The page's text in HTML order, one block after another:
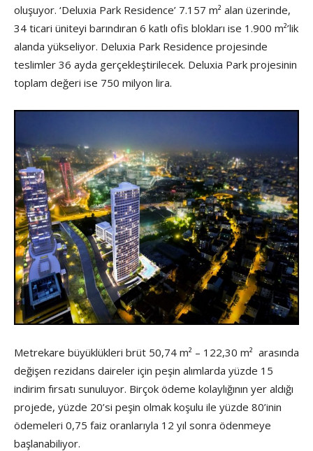
oluşuyor. ‘Deluxia Park Residence’ 7.157 m² alan üzerinde,
34 ticari üniteyi barındıran 6 katlı ofis blokları ise 1.900 m²’lik
alanda yükseliyor. Deluxia Park Residence projesinde
teslimler 36 ayda gerçekleştirilecek. Deluxia Park projesinin
toplam değeri ise 750 milyon lira.
Metrekare büyüklükleri brüt 50,74 m² – 122,30 m² arasında
değişen rezidans daireler için peşin alımlarda yüzde 15
indirim fırsatı sunuluyor. Birçok ödeme kolaylığının yer aldığı
projede, yüzde 20’si peşin olmak koşulu ile yüzde 80’inin
ödemeleri 0,75 faiz oranlarıyla 12 yıl sonra ödenmeye
başlanabiliyor.